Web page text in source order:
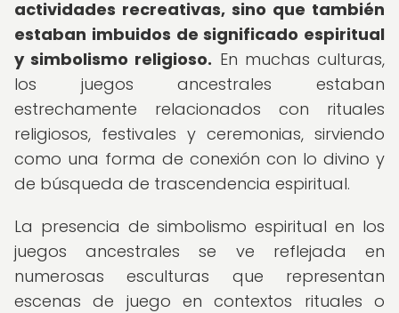
actividades recreativas, sino que también
estaban imbuidos de significado espiritual
y simbolismo religioso. En muchas culturas,
los juegos ancestrales estaban
estrechamente relacionados con rituales
religiosos, festivales y ceremonias, sirviendo
como una forma de conexión con lo divino y
de búsqueda de trascendencia espiritual.
La presencia de simbolismo espiritual en los
juegos ancestrales se ve reflejada en
numerosas esculturas que representan
escenas de juego en contextos rituales o